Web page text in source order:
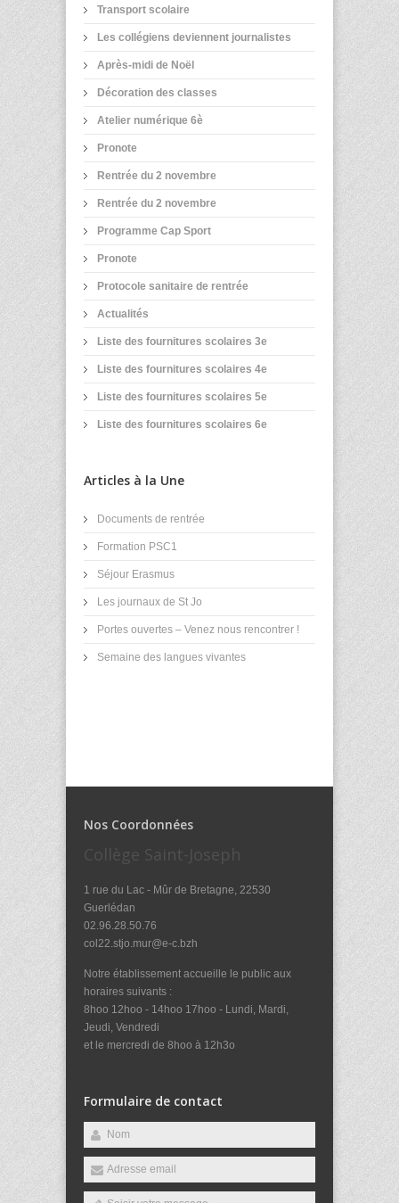
Transport scolaire
Les collégiens deviennent journalistes
Après-midi de Noël
Décoration des classes
Atelier numérique 6è
Pronote
Rentrée du 2 novembre
Rentrée du 2 novembre
Programme Cap Sport
Pronote
Protocole sanitaire de rentrée
Actualités
Liste des fournitures scolaires 3e
Liste des fournitures scolaires 4e
Liste des fournitures scolaires 5e
Liste des fournitures scolaires 6e
Articles à la Une
Documents de rentrée
Formation PSC1
Séjour Erasmus
Les journaux de St Jo
Portes ouvertes – Venez nous rencontrer !
Semaine des langues vivantes
Nos Coordonnées
Collège Saint-Joseph
1 rue du Lac - Mûr de Bretagne, 22530
Guerlédan
02.96.28.50.76
col22.stjo.mur@e-c.bzh
Notre établissement accueille le public aux
horaires suivants :
8hoo 12hoo - 14hoo 17hoo - Lundi, Mardi,
Jeudi, Vendredi
et le mercredi de 8hoo à 12h3o
Formulaire de contact